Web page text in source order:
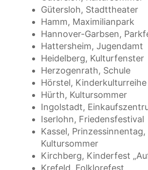
Gütersloh, Stadttheater
Hamm, Maximilianpark
Hannover-Garbsen,
Hattersheim, Jugendamt
Heidelberg, Kulturfenster
Herzogenrath, Schule
Hörstel, Kinderkulturreihe
Hürth, Kultursommer
Ingolstadt,
Iserlohn, Friedensfestival
Kassel, Prinzessinnentag,
Kultursommer
Kirchberg, Kinderfest
Krefeld, Folklorefest